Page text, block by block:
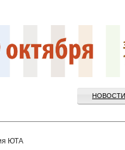
НОВОСТИ
ЮТA